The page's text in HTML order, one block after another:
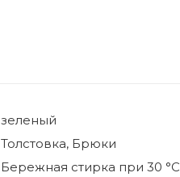
зеленый
Толстовка, Брюки
Бережная стирка при 30 °C